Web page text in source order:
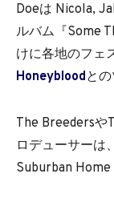
Doeは Nicola,
ルバム『Some
けに各地のフェ
Honeybloodと
The Breedersや
ロデューサーは
Suburban Home